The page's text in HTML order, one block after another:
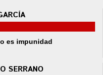
es impunidad
SERRANO